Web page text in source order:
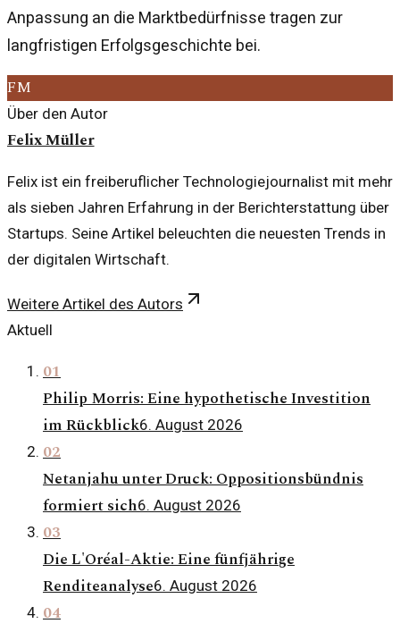
Anpassung an die Marktbedürfnisse tragen zur
langfristigen Erfolgsgeschichte bei.
FM
Über den Autor
Felix Müller
Felix ist ein freiberuflicher Technologiejournalist mit mehr
als sieben Jahren Erfahrung in der Berichterstattung über
Startups. Seine Artikel beleuchten die neuesten Trends in
der digitalen Wirtschaft.
Weitere Artikel des Autors
Aktuell
01
Philip Morris: Eine hypothetische Investition
im Rückblick6. August 2026
02
Netanjahu unter Druck: Oppositionsbündnis
formiert sich6. August 2026
03
Die L'Oréal-Aktie: Eine fünfjährige
Renditeanalyse6. August 2026
04